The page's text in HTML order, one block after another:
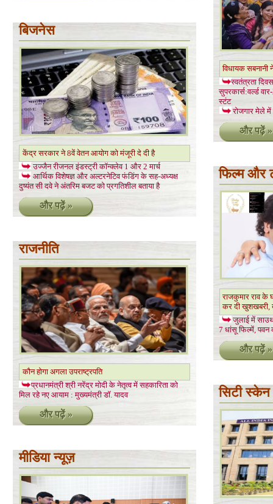
बिजनेस
केंद्र सरकार ने 8वें वेतन आयोग को मंजूरी दे दी है
उज्जैन रीजनल इंडस्ट्री कॉन्क्लेव 1 और 2 मार्च
आर्थिक विशेषज्ञ और अल्टरनेटिव फंडिंग के सह-अध्यक्ष
दुष्यंत सी दवे ने अंतरिम बजट को प्रगतिशील बताया है
और पढ़ें »
राजनीति
कौन होगा अगला उपराष्ट्रपति
प्रधानमंत्री श्री नरेंद्र मोदी के नेतृत्व में सहकारिता को
मिल रहे नए आयाम : मुख्यमंत्री डॉ. यादव
और पढ़ें »
मीडिया न्यूज़
विधायक सबनानी
स्वतंत्रता
सुपरकार्स:वर्ल्ड
स्टंट
रोजगार मेले में
और पढ़ें »
फिल्म और
राजकुमार राव के
कर दी खुशखबरी,
जुलाई में
7 धांसू फिल्में, पवन
और पढ़ें »
सिटी स्केन